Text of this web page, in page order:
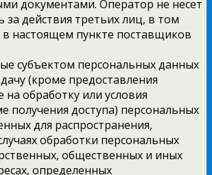
документами. Оператор не несет
за действия третьих лиц, в том
в настоящем пункте поставщиков
субъектом персональных данных
(кроме предоставления
на обработку или условия
получения доступа) персональных
для распространения,
обработки персональных
общественных и иных
определенных